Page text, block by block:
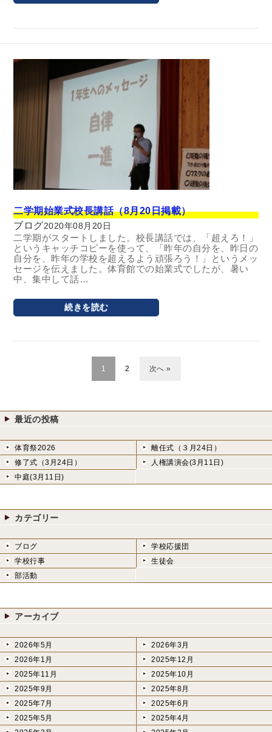
二学期始業式校長講話（8月20日掲載）
ブログ2020年08月20日
二学期がスタートしました。校長講話では、「超えろ！」
というキャッチコピーを使って、「昨年の自分を、昨日の
自分を、昨年の学校を超えるよう頑張ろう！」というメッ
セージを伝えました。体育館での始業式でしたが、暑い
中、集中して話…
続きを読む
1 2 次へ »
最近の投稿
体育祭2026
離任式（３月24日）
修了式（3月24日）
人権講演会(3月11日)
中庭(3月11日)
カテゴリー
ブログ
学校応援団
学校行事
生徒会
部活動
アーカイブ
2026年5月
2026年3月
2026年1月
2025年12月
2025年11月
2025年10月
2025年9月
2025年8月
2025年7月
2025年6月
2025年5月
2025年4月